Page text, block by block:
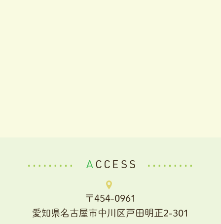
ACCESS
〒454-0961
愛知県名古屋市中川区戸田明正2-301